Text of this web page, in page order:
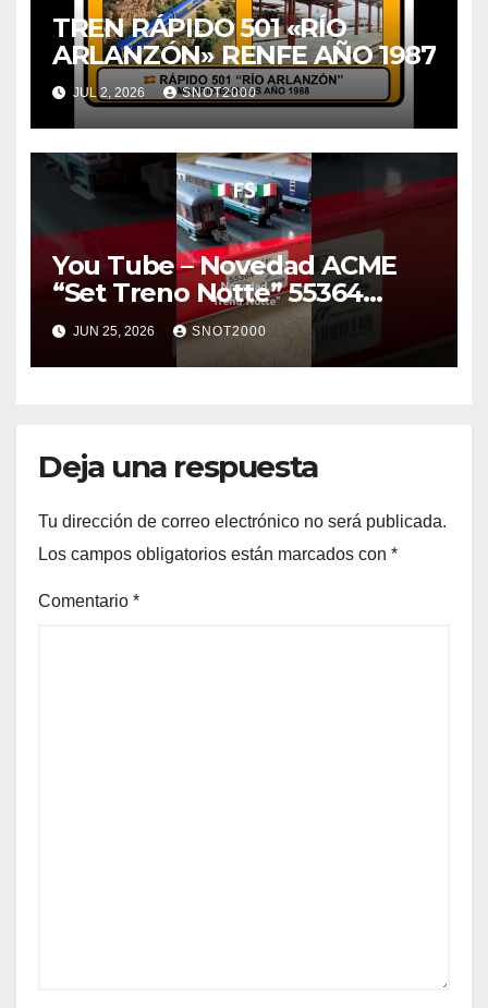
TREN RÁPIDO 501 «RÍO
ARLANZÓN» RENFE AÑO 1987
JUL 2, 2026 SNOT2000
You Tube – Novedad ACME
“Set Treno Notte” 55364
#ferroviario #train #h0
#trenitalia
JUN 25, 2026 SNOT2000
Deja una respuesta
Tu dirección de correo electrónico no será publicada.
Los campos obligatorios están marcados con *
Comentario *